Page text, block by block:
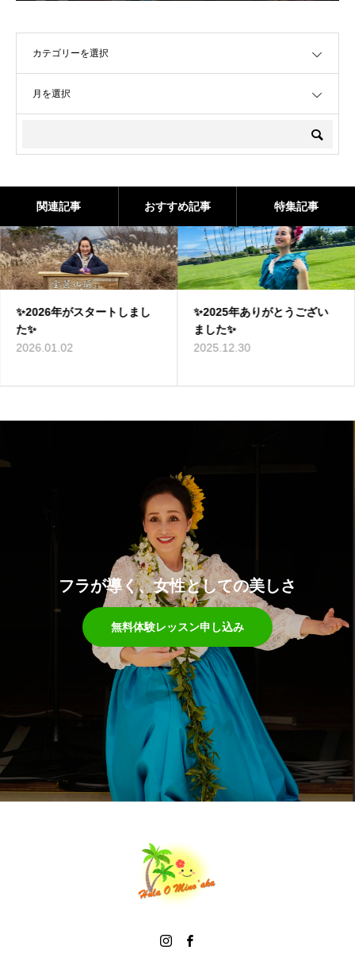
関連記事 おすすめ記事 特集記事
✨2026年がスタートしまし
た✨
2026.01.02
✨2025年ありがとうござい
ました✨
2025.12.30
フラが導く、女性としての美しさ
無料体験レッスン申し込み